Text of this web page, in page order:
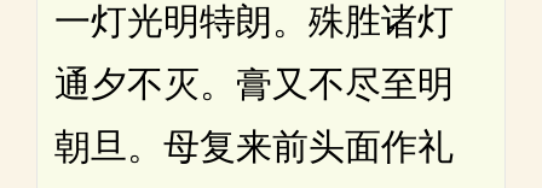
一灯光明特朗。殊胜诸灯
通夕不灭。膏又不尽至明
朝旦。母复来前头面作礼